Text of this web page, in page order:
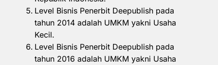
Level Bisnis Penerbit Deepublish pada
tahun 2014 adalah UMKM yakni Usaha
Kecil.
Level Bisnis Penerbit Deepublish pada
tahun 2016 adalah UMKM yakni Usaha